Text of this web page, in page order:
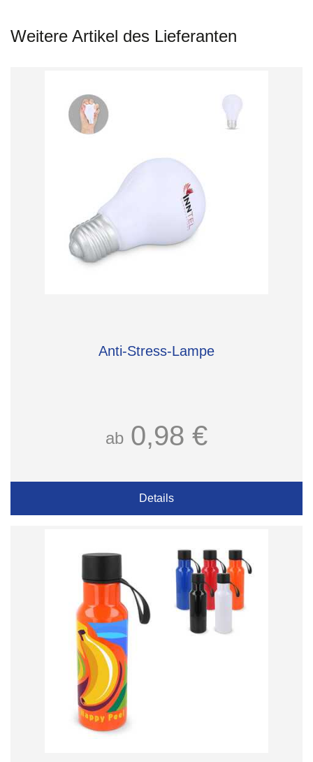
Weitere Artikel des Lieferanten
Anti-Stress-Lampe
ab 0,98 €
Details